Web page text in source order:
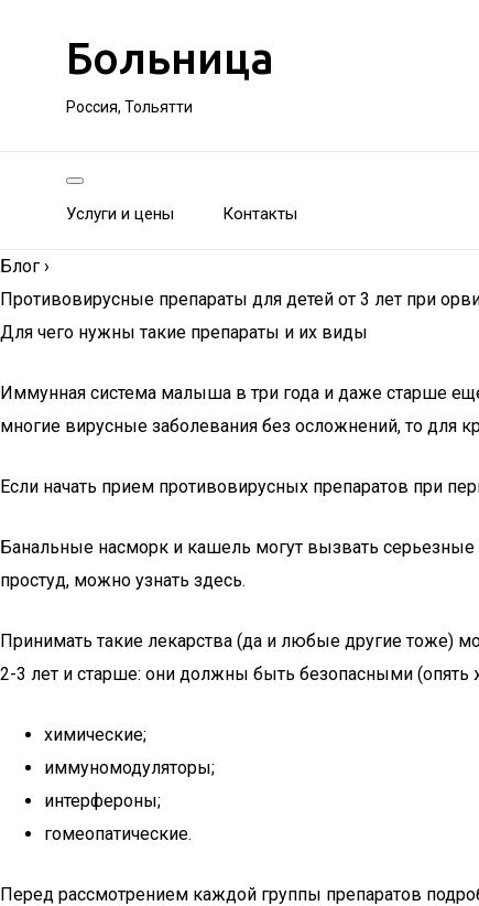
Больница
Россия, Тольятти
Услуги и цены Контакты
Блог ›
Противовирусные препараты для детей от 3 лет при
Для чего нужны такие препараты и их виды
Иммунная система малыша в три года и даже старше
многие вирусные заболевания без осложнений, то для
Если начать прием противовирусных препаратов при
Банальные насморк и кашель могут вызвать
простуд, можно узнать здесь.
Принимать такие лекарства (да и любые другие тоже)
2-3 лет и старше: они должны быть безопасными (опять
химические;
иммуномодуляторы;
интерфероны;
гомеопатические.
Перед рассмотрением каждой группы препаратов